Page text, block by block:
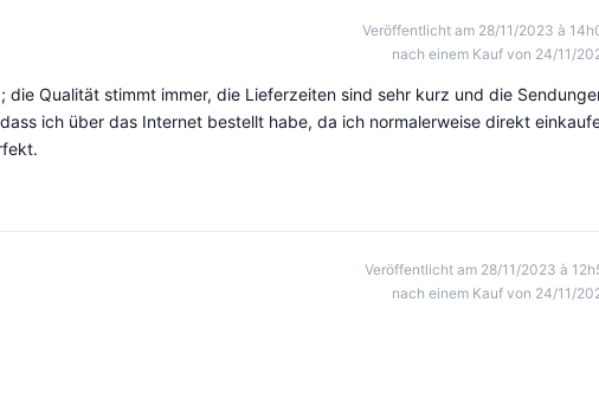
Veröffentlicht am 28/11/2023 à
nach einem Kauf von 24/11/
die Qualität stimmt immer, die Lieferzeiten sind sehr kurz und die
ich über das Internet bestellt habe, da ich normalerweise direkt
Veröffentlicht am 28/11/2023 à
nach einem Kauf von 24/11/